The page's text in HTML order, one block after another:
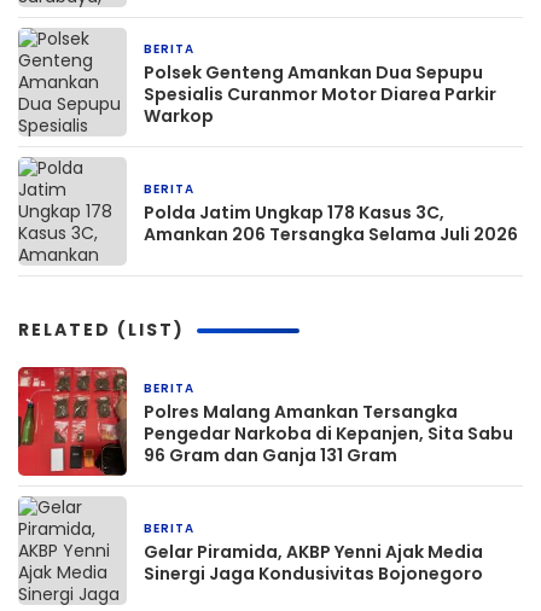
BERITA
Polsek Genteng Amankan Dua Sepupu
Spesialis Curanmor Motor Diarea Parkir
Warkop
BERITA
Polda Jatim Ungkap 178 Kasus 3C,
Amankan 206 Tersangka Selama Juli 2026
RELATED (LIST)
BERITA
Polres Malang Amankan Tersangka
Pengedar Narkoba di Kepanjen, Sita Sabu
96 Gram dan Ganja 131 Gram
BERITA
Gelar Piramida, AKBP Yenni Ajak Media
Sinergi Jaga Kondusivitas Bojonegoro